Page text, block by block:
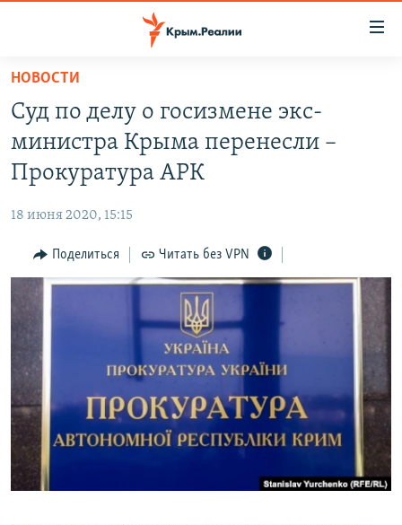
Вернуться
основному
содержанию
Вернутся
главной
Вернутся
СПЕЦПРОЕКТЫ
11 ЛЕТ ОККУПАЦИИ КРЫМА. 11 ИСТОРИЙ СОПРОТИВЛЕНИЯ
ВОДА
ЕЩЕ
ИНТЕРАКТИВ
ИНФОГРАФИКА
ТЕЛЕПРОЕКТ КРЫМ.РЕАЛИИ
СОВЕТЫ ПРАВОЗАЩИТНИКОВ
ПОБЕДИТЕЛЕЙ НЕ СУДЯТ?
КРЫМ.НЕПОКОРЕННЫЙ
ELIFBE
РАДІО СВОБОДА
КАК ОБОЙТИ БЛОКИРОВКУ
Українською
Qırımtatar
ПРИСОЕДИНЯЙТЕСЬ!
НОВОСТИ
Суд по делу о госизмене экс-
министра Крыма перенесли –
Прокуратура АРК
18 июня 2020, 15:15
Поделиться Читать без VPN